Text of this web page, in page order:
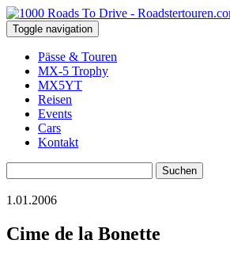
Toggle navigation
Pässe & Touren
MX-5 Trophy
MX5YT
Reisen
Events
Cars
Kontakt
nach:
1.01.2006
Cime de la Bonette